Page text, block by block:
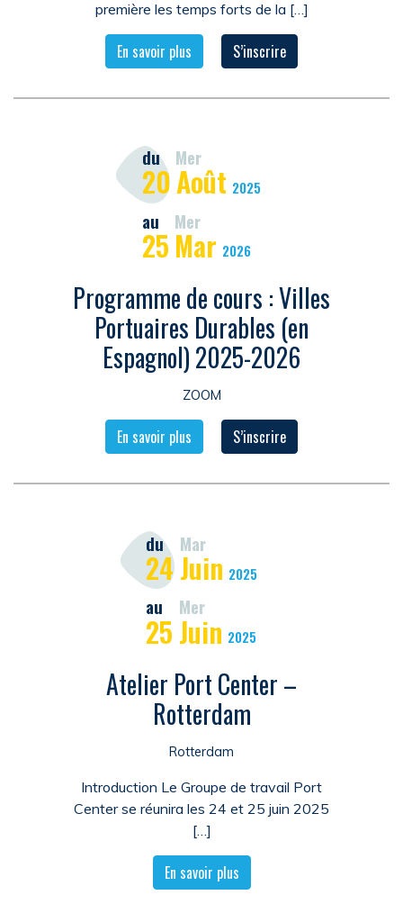
première les temps forts de la […]
En savoir plus S’inscrire
du Mer
20Août 2025
au Mer
25 Mar 2026
Programme de cours : Villes
Portuaires Durables (en
Espagnol) 2025-2026
ZOOM
En savoir plus S’inscrire
du Mar
24Juin 2025
au Mer
25 Juin 2025
Atelier Port Center –
Rotterdam
Rotterdam
Introduction Le Groupe de travail Port
Center se réunira les 24 et 25 juin 2025
[…]
En savoir plus